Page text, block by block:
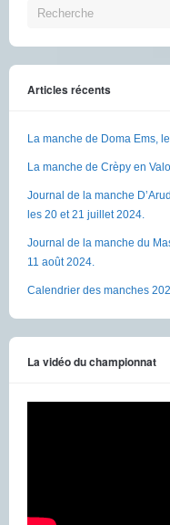
Articles récents
La manche de Doma Ems,
La manche de Crèpy en
Journal de la manche
les 20 et 21 juillet 2024.
Journal de la manche du
11 août 2024.
Calendrier des manches
La vidéo du championnat